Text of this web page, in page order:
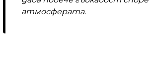
атмосферата.